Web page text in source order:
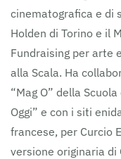
cinematografica e di
Holden di Torino e il
Fundraising per arte
alla Scala. Ha
“Mag O” della
Oggi” e con i siti
francese, per Curcio
versione originaria di